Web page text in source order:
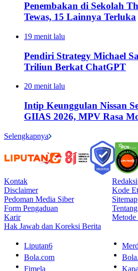
Penembakan di Sekolah
Tewas, 15 Lainnya Terluka
19 menit lalu
Pendiri Strategy Michael
Triliun Berkat ChatGPT
20 menit lalu
Intip Keunggulan Nissan
GIIAS 2026, MPV Rasa
Selengkapnya
Kontak
Redaksi
Disclaimer
Kode
Pedoman Media Siber
Sitemap
Form Pengaduan
Karir
Metode
Hak Jawab dan Koreksi Berita
Liputan6
Bola.com
Fimela